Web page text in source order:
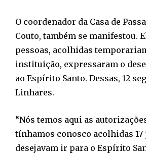
O coordenador da Casa de
Couto, também se manifestou.
pessoas, acolhidas
instituição, expressaram o
ao Espírito Santo. Dessas, 12
Linhares.
“Nós temos aqui as
tínhamos conosco acolhidas 17
desejavam ir para o Espírito